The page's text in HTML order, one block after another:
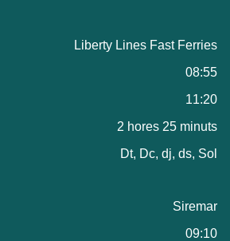
Liberty Lines Fast Ferries
08:55
11:20
2 hores 25 minuts
Dt, Dc, dj, ds, Sol
Siremar
09:10